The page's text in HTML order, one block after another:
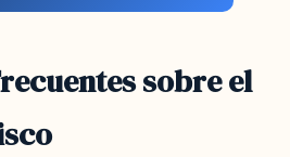
sobre el